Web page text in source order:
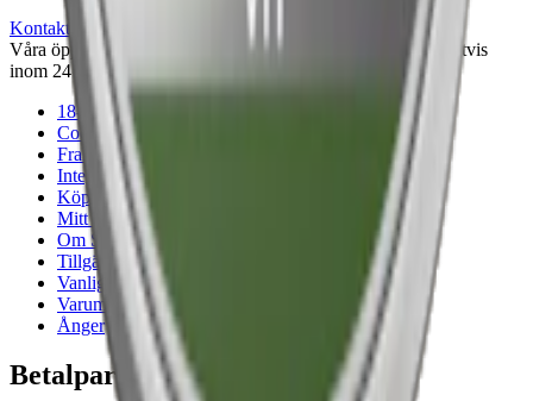
Kontakta oss
Våra öppettider är: Alla dagar 08:00 - 18:00 Vi svarar vanligtvis
inom 24 timmar på vardagar.
18-årsgräns
Cookiepolicy
Frakt- och leveransvillkor
Integritetspolicy
Köpvillkor
Mitt konto
Om Snuset.se
Tillgänglighetsredogörelse
Vanliga frågor
Varumärken
Ånger
Betalpartner